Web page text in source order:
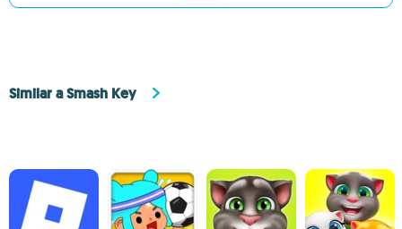
Similar a Smash Key